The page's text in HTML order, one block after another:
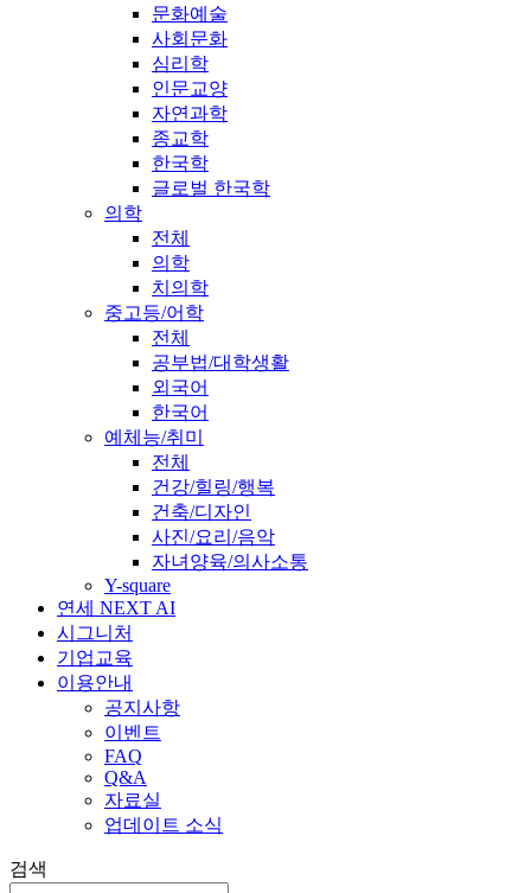
문화예술
사회문화
심리학
인문교양
자연과학
종교학
한국학
글로벌 한국학
의학
전체
의학
치의학
중고등/어학
전체
공부법/대학생활
외국어
한국어
예체능/취미
전체
건강/힐링/행복
건축/디자인
사진/요리/음악
자녀양육/의사소통
Y-square
연세 NEXT AI
시그니처
기업교육
이용안내
공지사항
이벤트
FAQ
Q&A
자료실
업데이트 소식
검색